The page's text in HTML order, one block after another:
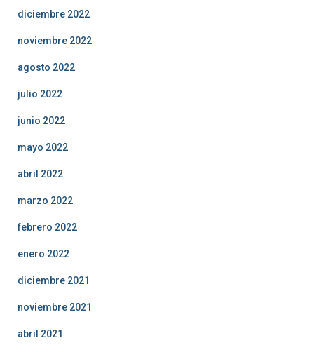
diciembre 2022
noviembre 2022
agosto 2022
julio 2022
junio 2022
mayo 2022
abril 2022
marzo 2022
febrero 2022
enero 2022
diciembre 2021
noviembre 2021
abril 2021